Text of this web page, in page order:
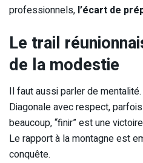
professionnels, l’écart de
Le trail
de la modestie
Il faut aussi parler de
Diagonale avec respect,
beaucoup, “finir” est une
Le rapport à la montagne est
conquête.